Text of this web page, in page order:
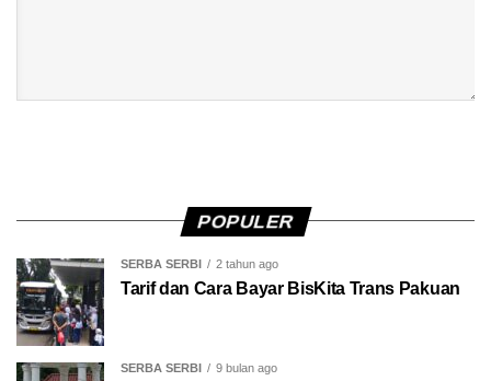
POPULER
SERBA SERBI 2 tahun ago
Tarif dan Cara Bayar BisKita Trans Pakuan
SERBA SERBI 9 bulan ago